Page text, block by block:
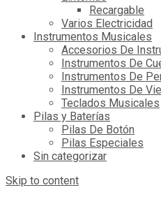
Recargable
Varios Electricidad
Instrumentos Musicales
Accesorios De
Instrumentos De
Instrumentos De
Instrumentos De
Teclados Musicales
Pilas y Baterías
Pilas De Botón
Pilas Especiales
Sin categorizar
Skip to content